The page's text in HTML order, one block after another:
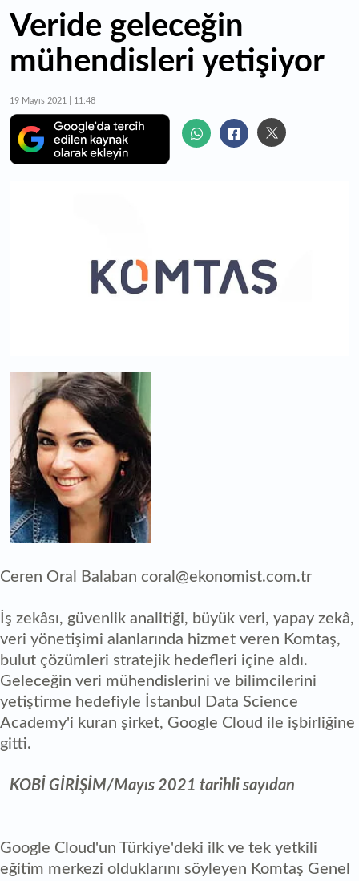
Veride geleceğin
mühendisleri yetişiyor
19 Mayıs 2021 | 11:48
Ceren Oral Balaban coral@ekonomist.com.tr
İş zekâsı, güvenlik analitiği, büyük veri, yapay zekâ,
veri yönetişimi alanlarında hizmet veren Komtaş,
bulut çözümleri stratejik hedefleri içine aldı.
Geleceğin veri mühendislerini ve bilimcilerini
yetiştirme hedefiyle İstanbul Data Science
Academy'i kuran şirket, Google Cloud ile işbirliğine
gitti.
KOBİ GİRİŞİM/Mayıs 2021 tarihli sayıdan
Google Cloud'un Türkiye'deki ilk ve tek yetkili
eğitim merkezi olduklarını söyleyen Komtaş Genel